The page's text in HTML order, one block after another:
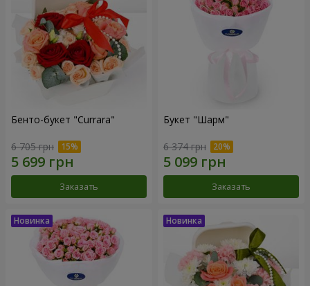
Бенто-букет "Currara"
6 705 грн
Заказать
Букет "Шарм"
6 374 грн
Заказать